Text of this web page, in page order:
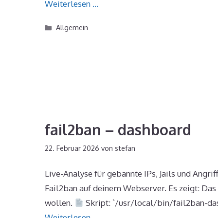
Weiterlesen …
Kategorien
Allgemein
fail2ban – dashboard
22. Februar 2026 von stefan
Live-Analyse für gebannte IPs, Jails und
Fail2ban auf deinem Webserver. Es zeigt:
wollen.
Skript: `/usr/local/bin/fail2ban-